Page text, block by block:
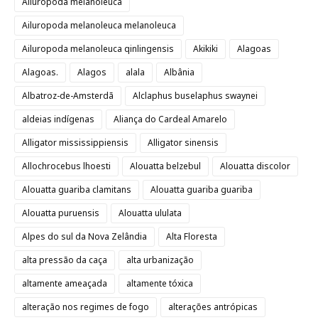
Ailuropoda melanoleuca melanoleuca
Ailuropoda melanoleuca qinlingensis
Akikiki
Alagoas
Alagoas.
Alagos alala
Albânia
Albatroz-de-Amsterdã
Alclaphus buselaphus swaynei
aldeias indígenas
Aliança do Cardeal Amarelo
Alligator mississippiensis
Alligator sinensis
Allochrocebus lhoesti
Alouatta belzebul
Alouatta discolor
Alouatta guariba clamitans
Alouatta guariba guariba
Alouatta puruensis
Alouatta ululata
Alpes do sul da Nova Zelândia
Alta Floresta
alta pressão da caça
alta urbanização
altamente ameaçada
altamente tóxica
alteração nos regimes de fogo
alterações antrópicas